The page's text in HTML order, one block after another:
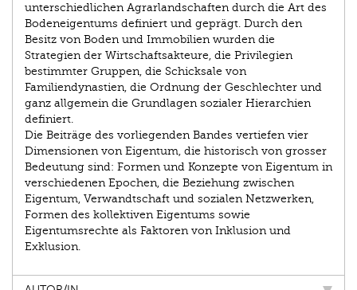
unterschiedlichen Agrarlandschaften durch die Art des
Bodeneigentums definiert und geprägt. Durch den
Besitz von Boden und Immo­bilien wurden die
Strategien der Wirtschaftsakteure, die Privilegien
bestimmter Gruppen, die Schicksale von
Familiendynastien, die Ordnung der Geschlechter und
ganz allgemein die Grundlagen sozialer Hierarchien
definiert.
Die Beiträge des vorliegenden Bandes vertiefen vier
Dimensionen von Eigentum, die historisch von grosser
Bedeutung sind: Formen und Konzepte von Eigentum in
verschiedenen Epochen, die Beziehung zwischen
Eigentum, Verwandtschaft und sozialen Netzwerken,
Formen des kollektiven Eigentums sowie
Eigentumsrechte als Faktoren von Inklusion und
Exklusion.